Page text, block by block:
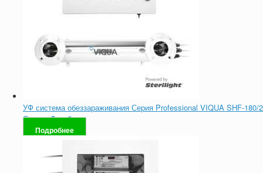
УФ система обеззараживания Серия Professional VIQUA SHF-180/2
Оценка0из 5
Подробнее